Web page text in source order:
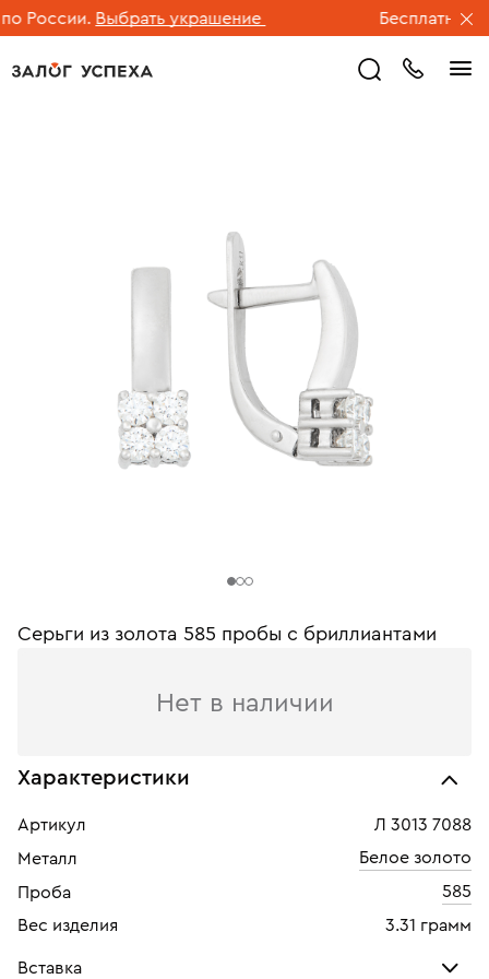
России. Выбрать украшение Бесплатная
Серьги из золота 585 пробы c бриллиантами
Нет в наличии
Характеристики
Артикул
Л 3013 7088
Металл
Белое золото
Проба
585
Вес изделия
3.31 грамм
Вставка